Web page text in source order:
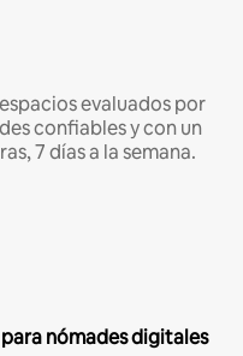
evaluados por
confiables y con un
7 días a la semana.
nómades digitales